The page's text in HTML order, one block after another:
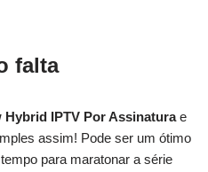
falta
Hybrid IPTV Por Assinaturae
assim! Pode ser um ótimo
para maratonar a série